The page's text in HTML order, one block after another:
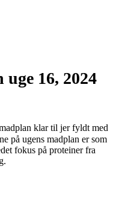
16, 2024
klar til jer fyldt med
på ugens madplan er som
fokus på proteiner fra